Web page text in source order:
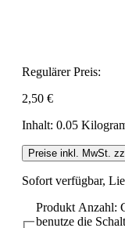
Regulärer Preis:
2,50 €
Inhalt: 0.05
Preise inkl. MwSt.
Sofort verfügbar,
Produkt Anzahl:
benutze die